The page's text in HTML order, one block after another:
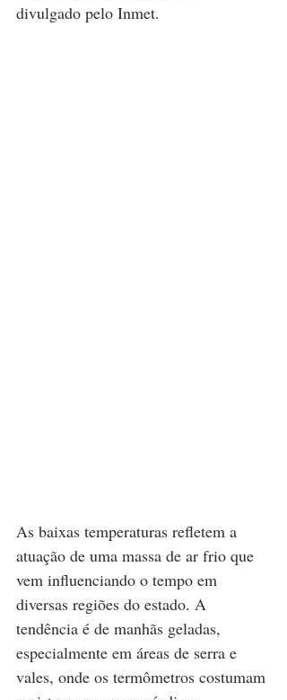
divulgado pelo Inmet.
As baixas temperaturas refletem a
atuação de uma massa de ar frio que
vem influenciando o tempo em
diversas regiões do estado. A
tendência é de manhãs geladas,
especialmente em áreas de serra e
vales, onde os termômetros costumam